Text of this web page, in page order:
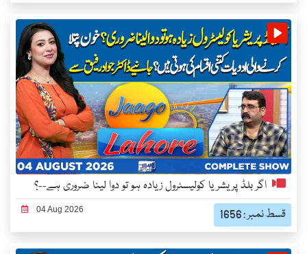
اگر بلڈ پریشر یا کولیسٹرول زیادہ ہو تو دوا لینا ضروری ہے--؟
04 Aug 2026 قسط نمبر : 1656